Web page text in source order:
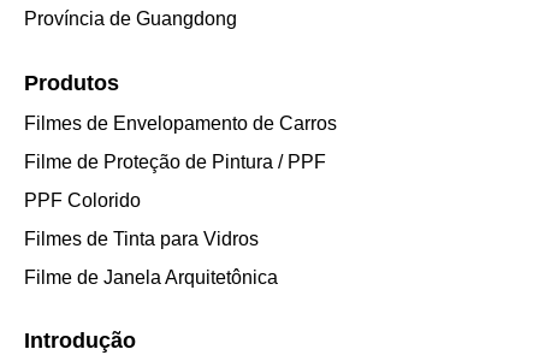
Província de Guangdong
Produtos
Filmes de Envelopamento de Carros
Filme de Proteção de Pintura / PPF
PPF Colorido
Filmes de Tinta para Vidros
Filme de Janela Arquitetônica
Introdução